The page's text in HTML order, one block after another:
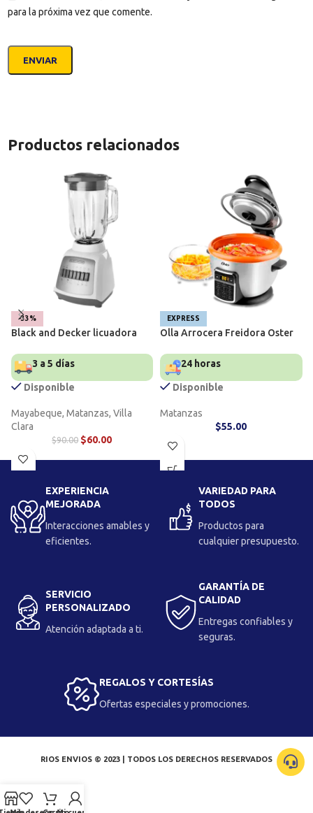
para la próxima vez que comente.
Productos relacionados
-33%
Black and Decker licuadora
3 a 5 días
Disponible
Mayabeque, Matanzas, Villa
Clara
$90.00 $60.00
EXPRESS
Olla Arrocera Freidora Oster
24 horas
Disponible
Matanzas
$55.00
EXPERIENCIA
MEJORADA
Interacciones amables y
eficientes.
VARIEDAD PARA
TODOS
Productos para
cualquier presupuesto.
SERVICIO
PERSONALIZADO
Atención adaptada a ti.
GARANTÍA DE
CALIDAD
Entregas confiables y
seguras.
REGALOS Y CORTESÍAS
Ofertas especiales y promociones.
RIOS ENVIOS © 2023 | TODOS LOS DERECHOS RESERVADOS